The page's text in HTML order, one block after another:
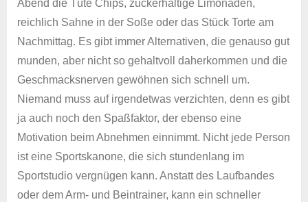
Abend die Tüte Chips, zuckerhaltige Limonaden,
reichlich Sahne in der Soße oder das Stück Torte am
Nachmittag. Es gibt immer Alternativen, die genauso gut
munden, aber nicht so gehaltvoll daherkommen und die
Geschmacksnerven gewöhnen sich schnell um.
Niemand muss auf irgendetwas verzichten, denn es gibt
ja auch noch den Spaßfaktor, der ebenso eine
Motivation beim Abnehmen einnimmt. Nicht jede Person
ist eine Sportskanone, die sich stundenlang im
Sportstudio vergnügen kann. Anstatt des Laufbandes
oder dem Arm- und Beintrainer, kann ein schneller